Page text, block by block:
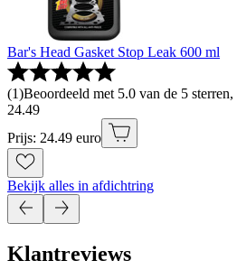
Bar's Head Gasket Stop Leak 600 ml
(1)Beoordeeld met 5.0 van de 5
24.49
Prijs: 24.49 euro
Bekijk alles in afdichtring
Klantreviews